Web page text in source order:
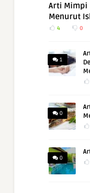
Arti Mimpi
Menurut
4 0
1
0
0